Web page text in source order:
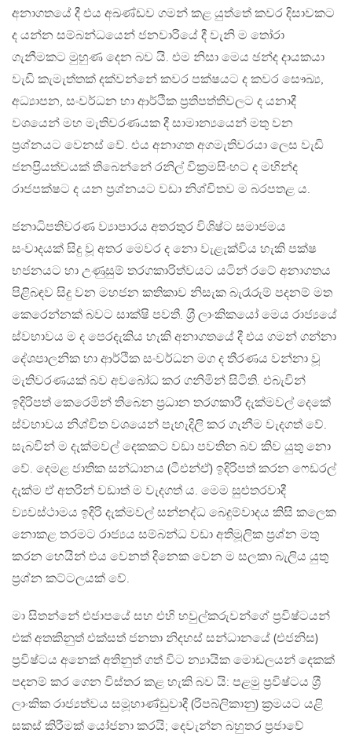
අනාගතයේ දී එය අඛණ්ඩව ගමන් කළ යුත්තේ කවර දිසාවකට
ද යන්න සම්බන්ධයෙන් ජනවාරියේ දී වැනි ම තෝරා
ගැනීමකට මුහුණ දෙන බව යි. එම නිසා මෙය ඡන්ද දායකයා
වැඩි කැමැත්තක් දක්වන්නේ කවර පක්ෂයට ද කවර සෞඛ්‍ය,
අධ්‍යාපන, සංවර්ධන හා ආර්ථික ප‍්‍රතිපත්තිවලට ද යනාදී
වශයෙන් මහ මැතිවරණයක දී සාමාන්‍යයෙන් මතු වන
ප‍්‍රශ්නයට වෙනස් වේ. එය අනාගත අගමැතිවරයා ලෙස වැඩි
ජනප‍්‍රියත්වයක් තිබෙන්නේ රනිල් වික‍්‍රමසිංහට ද මහින්ද
රාජපක්ෂට ද යන ප‍්‍රශ්නයට වඩා නිශ්චිතව ම බරපතළ ය.
ජනාධිපතිවරණ ව්‍යාපාරය අතරතුර විශිෂ්ට සමාජමය
සංවාදයක් සිදු වූ අතර මෙවර ද නො වැළැක්විය හැකි පක්ෂ
භජනයට හා උණුසුම් තරගකාරිත්වයට යටින් රටේ අනාගතය
පිළිබඳව සිදු වන මහජන කතිකාව නිසැක බැරෑරුම් පදනම් මත
කෙරෙන්නක් බවට සාක්ෂි පවතී. ශ‍්‍රී ලාංකිකයෝ මෙය රාජ්‍යයේ
ස්වභාවය ම ද පෙරදැකිය හැකි අනාගතයේ දී එය ගමන් ගන්නා
දේශපාලනික හා ආර්ථික සංවර්ධන මග ද තීරණය වන්නා වූ
මැතිවරණයක් බව අවබෝධ කර ගනිමින් සිටිති. එබැවින්
ඉදිරිපත් කෙරෙමින් තිබෙන ප‍්‍රධාන තරගකාරී දැක්මවල් දෙකේ
ස්වභාවය නිශ්චිත වශයෙන් පැහැදිලි කර ගැනීම වැදගත් වේ.
සැබවින් ම දැක්මවල් දෙකකට වඩා පවතින බව කිව යුතු නො
වේ. දෙමළ ජාතික සන්ධානය (ටීඑන්ඒ) ඉදිරිපත් කරන ෆෙඩරල්
දැක්ම ඒ අතරින් වඩාත් ම වැදගත් ය. මෙම සුළුතරවාදී
ව්‍යවස්ථාමය ඉදිරි දැක්මවල් සන්නද්ධ බෙදුම්වාදය කිසි කලෙක
නොකළ තරමට රාජ්‍යය සම්බන්ධ වඩා අතිමූලික ප‍්‍රශ්න මතු
කරන හෙයින් එය වෙනත් දිනෙක වෙන ම සලකා බැලිය යුතු
ප‍්‍රශ්න කට්ටලයක් වේ.
මා සිතන්නේ එජාපයේ සහ එහි හවුල්කරුවන්ගේ ප‍්‍රවිෂ්ටයන්
එක් අතකිනුත් එක්සත් ජනතා නිදහස් සන්ධානයේ (එජනිස)
ප‍්‍රවිෂ්ටය අනෙක් අතිනුත් ගත් විට න්‍යායික මොඩලයන් දෙකක්
පදනම් කර ගෙන විස්තර කළ හැකි බව යි: පළමු ප‍්‍රවිෂ්ටය ශ‍්‍රී
ලාංකික රාජ්‍යත්වය සමූහාණ්ඩුවාදී (රිපබ්ලිකානු) ක‍්‍රමයට යළි
සකස් කිරීමක් යෝජනා කරයි; දෙවැන්න බහුතර ප‍්‍රජාවේ